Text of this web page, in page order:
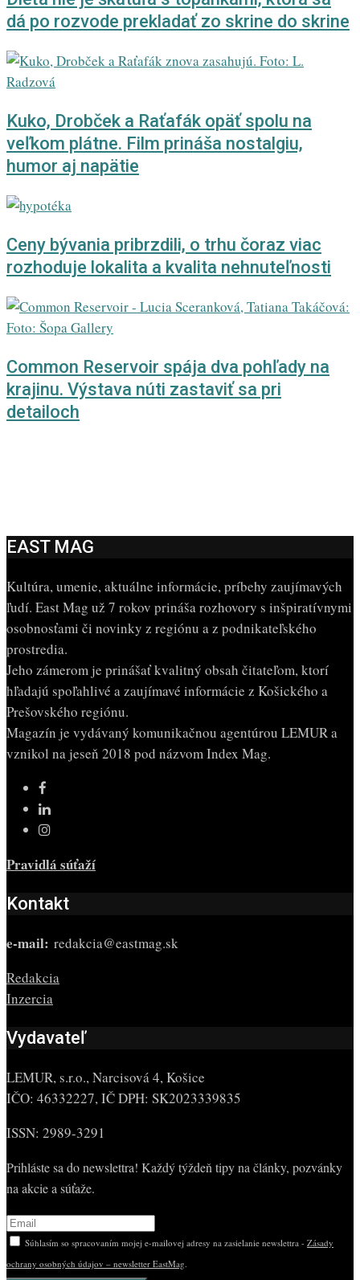
dá po rozvode prekladať zo skrine do skrine
Kuko, Drobček a Raťafák opäť spolu na
veľkom plátne. Film prináša nostalgiu,
humor aj napätie
Ceny bývania pribrzdili, o trhu čoraz viac
rozhoduje lokalita a kvalita nehnuteľnosti
Common Reservoir spája dva pohľady na
krajinu. Výstava núti zastaviť sa pri
detailoch
EAST MAG
Kultúra, umenie, aktuálne informácie, príbehy zaujímavých
ľudí. East Mag už 7 rokov prináša rozhovory s inšpiratívnymi
osobnosťami či novinky z regiónu a z podnikateľského
prostredia.
Jeho zámerom je prinášať kvalitný obsah čitateľom, ktorí
hľadajú spoľahlivé a zaujímavé informácie z Košického a
Prešovského regiónu.
Magazín je vydávaný komunikačnou agentúrou LEMUR a
vznikol na jeseň 2018 pod názvom Index Mag.
Pravidlá súťaží
Kontakt
e-mail: redakcia@eastmag.sk
Redakcia
Inzercia
Vydavateľ
LEMUR, s.r.o., Narcisová 4, Košice
IČO: 46332227, IČ DPH: SK2023339835
ISSN: 2989-3291
Prihláste sa do newslettra! Každý týždeň tipy na články, pozvánky
na akcie a súťaže.
Súhlasím so spracovaním mojej e-mailovej adresy na zasielanie newslettra - Zásady
ochrany osobných údajov – newsletter EastMag.